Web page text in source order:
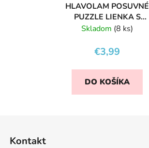
HLAVOLAM POSUVNÉ
PUZZLE LIENKA S
KVETINKOU
Skladom (8 ks)
€3,99
DO KOŠÍKA
Kontakt